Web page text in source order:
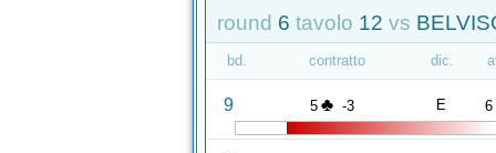
round 6 tavolo 12 vs
bd. contratto dic.
9 5 ♣ -3 E 6